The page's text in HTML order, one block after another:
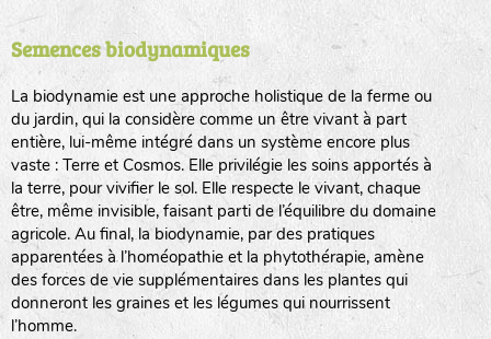
Semences biodynamiques
La biodynamie est une approche holistique de la ferme ou
du jardin, qui la considère comme un être vivant à part
entière, lui-même intégré dans un système encore plus
vaste : Terre et Cosmos. Elle privilégie les soins apportés à
la terre, pour vivifier le sol. Elle respecte le vivant, chaque
être, même invisible, faisant parti de l’équilibre du domaine
agricole. Au final, la biodynamie, par des pratiques
apparentées à l’homéopathie et la phytothérapie, amène
des forces de vie supplémentaires dans les plantes qui
donneront les graines et les légumes qui nourrissent
l’homme.
LA RÉFÉRENCE :F BEL20BPA1A (en haut à gauche)
F : Fleurs.
Les autres catégories étant :
animaux sauvages
biodiversité cultivée